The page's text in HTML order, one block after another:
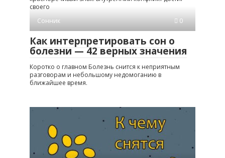
своего
Сонник
0
Как интерпретировать сон о
болезни — 42 верных значения
Коротко о главном Болезнь снится к неприятным
разговорам и небольшому недомоганию в
ближайшее время.